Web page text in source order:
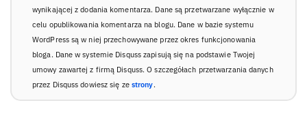
wynikającej z dodania komentarza. Dane są przetwarzane wyłącznie w
celu opublikowania komentarza na blogu. Dane w bazie systemu
WordPress są w niej przechowywane przez okres funkcjonowania
bloga. Dane w systemie Disquss zapisują się na podstawie Twojej
umowy zawartej z firmą Disquss. O szczegółach przetwarzania danych
przez Disquss dowiesz się ze strony.